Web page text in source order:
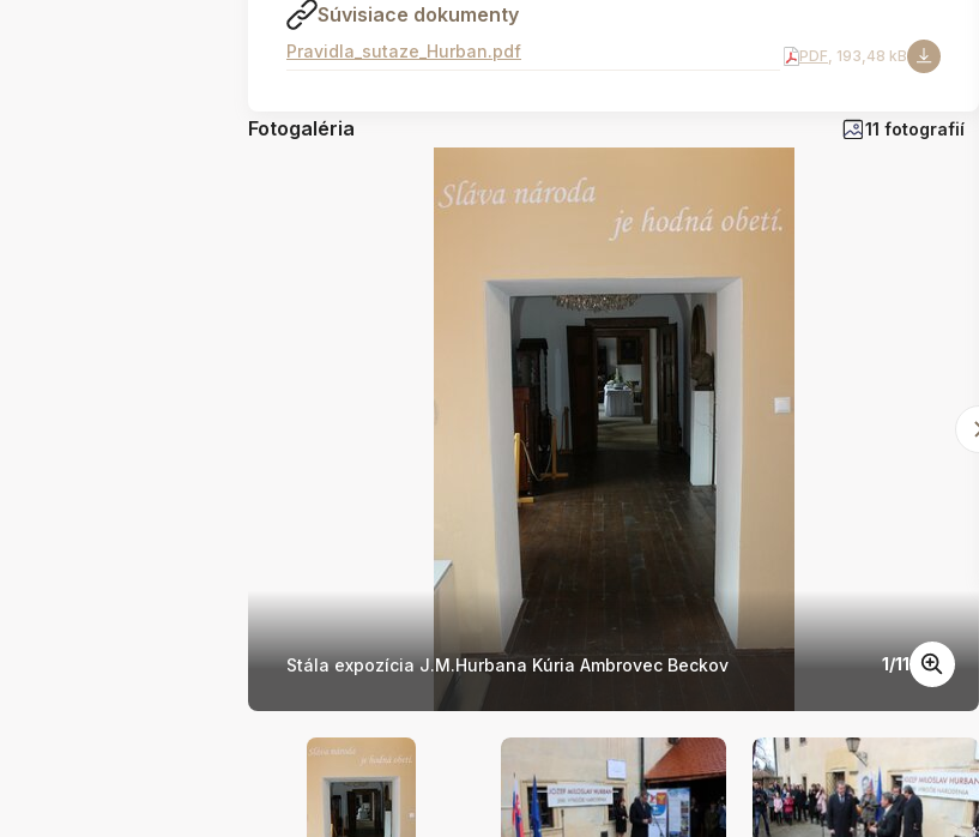
Súvisiace dokumenty
Pravidla_sutaze_Hurban.pdf PDF , 193,48 kB
Fotogaléria 11 fotografií
Stála expozícia J.M.Hurbana Kúria Ambrovec Beckov 1/11